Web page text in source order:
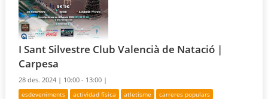
I Sant Silvestre Club Valencià de Natació |
Carpesa
28 des. 2024 | 10:00 - 13:00 |
esdeveniments actividad física atletisme
carreres populars